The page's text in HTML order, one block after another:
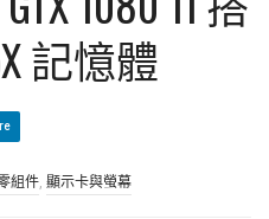
記憶體
組件, 顯示卡與螢幕